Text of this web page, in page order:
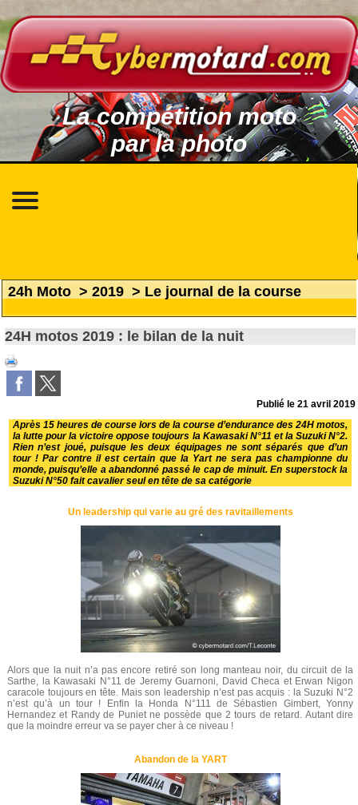
La compétition moto
par la photo
24h Moto > 2019 > Le journal de la course
24H motos 2019 : le bilan de la nuit
Publié le21 avril 2019
Après 15 heures de course lors de la course d’endurance des 24H motos,
la lutte pour la victoire oppose toujours la Kawasaki N°11 et la Suzuki N°2.
Rien n’est joué, puisque les deux équipages ne sont séparés que d’un
tour ! Par contre il est certain que la Yart ne sera pas championne du
monde, puisqu’elle a abandonné passé le cap de minuit. En superstock la
Suzuki N°50 fait cavalier seul en tête de sa catégorie
Un leadership qui varie au gré des ravitaillements
Alors que la nuit n’a pas encore retiré son long manteau noir, du circuit de la
Sarthe, la Kawasaki N°11 de Jeremy Guarnoni, David Checa et Erwan Nigon
caracole toujours en tête. Mais son leadership n’est pas acquis : la Suzuki N°2
n’est qu’à un tour ! Enfin la Honda N°111 de Sébastien Gimbert, Yonny
Hernandez et Randy de Puniet ne possède que 2 tours de retard. Autant dire
que la moindre erreur va se payer cher à ce niveau !
Abandon de la YART